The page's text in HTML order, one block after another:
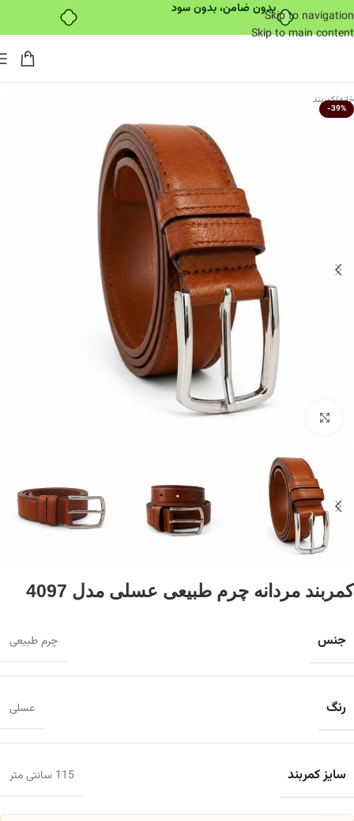
بدون ضامن، بدون سودSkip to navigation
Skip to main content
خانه/کمربند
-39%
برای بزرگنمایی کلیک کنید
کمربند مردانه چرم طبیعی عسلی مدل 4097
جنس چرم طبیعی
رنگ عسلی
سایز کمربند 115 سانتی متر